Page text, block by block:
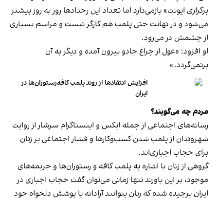
برگزاری ایونت» بازمی‌دارد اما تعداد این رخدادها روز به روز بیشتر
می‌شود و در نهایت حتی پلمب هم کارگر نیست و مراسم بسیاری
از چشمش در می‌رود.
او افزود: «غول از چراغ جادو بیرون آمده و دیگر به آن
برنمی‎‌گردد.»
افزایش انتقادها از روند پلمب کافه‌رستوران‌ها در
ایران
مردم چه می‌گویند؟
رسانه‎‌های اجتماعی از جمله ایکس و اینستاگرام سرشار از روایت
شهروندان از پلمب شدن کسب‌وکارها و فشار اجتماعی بر زنان
برای حجاب اجباری‌اند.
گروهی از زنان با اشاره به پلمب کافه و رستوران‌ها و جریمه‌های
موجود، بر این باورند تنها زمانی می‌توان گفت حجاب اجباری در
ایران برچیده شده که زنان بتوانند آزادانه با پوشش دلخواه خود